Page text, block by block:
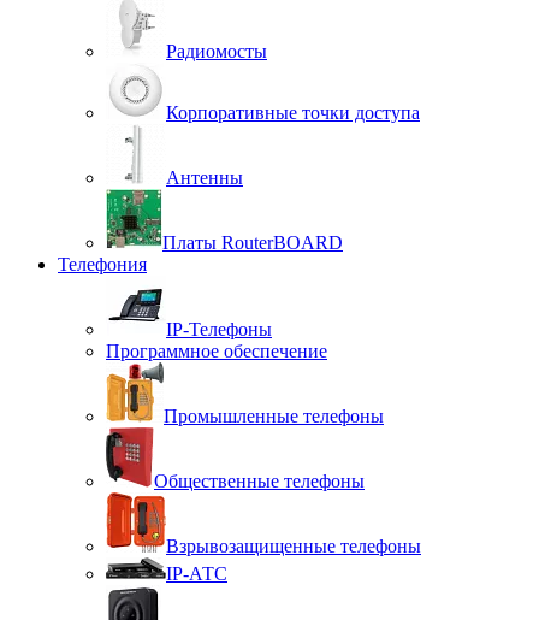
Радиомосты
Корпоративные точки доступа
Антенны
Платы RouterBOARD
Телефония
IP-Телефоны
Программное обеспечение
Промышленные телефоны
Общественные телефоны
Взрывозащищенные телефоны
IP-АТС